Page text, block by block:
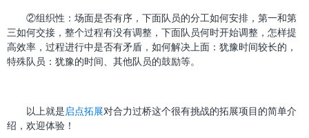
②组织性：场面是否有序，下面队员的分工如何安排，第一和第
三如何交接，整个过程有没有调整，下面队员何时开始调整，怎样提
高效率，过程进行中是否有矛盾，如何解决上面：犹豫时间较长的，
特殊队员：犹豫的时间、其他队员的鼓励等。
以上就是 启点拓展对合力过桥这个很有挑战的拓展项目的简单介
绍，欢迎体验！